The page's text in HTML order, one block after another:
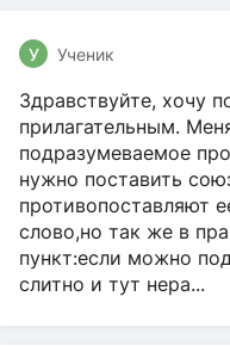
У Ученик
Здравствуйте, хочу
прилагательным.
подразумеваемое
нужно поставить
противопоставляют
слово,но так же в
пункт:если можно
слитно и тут нера...